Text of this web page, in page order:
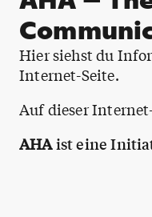
Hier siehst du
Internet-Seite.
Auf dieser
AHAist eine